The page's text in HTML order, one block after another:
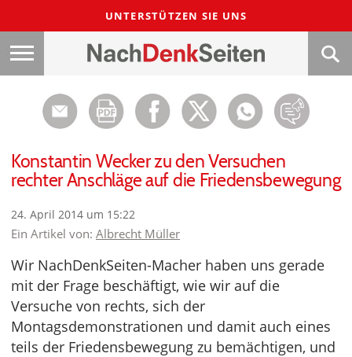
UNTERSTÜTZEN SIE UNS
Konstantin Wecker zu den Versuchen
rechter Anschläge auf die Friedensbewegung
24. April 2014 um 15:22
Ein Artikel von: Albrecht Müller
Wir NachDenkSeiten-Macher haben uns gerade
mit der Frage beschäftigt, wie wir auf die
Versuche von rechts, sich der
Montagsdemonstrationen und damit auch eines
teils der Friedensbewegung zu bemächtigen, und